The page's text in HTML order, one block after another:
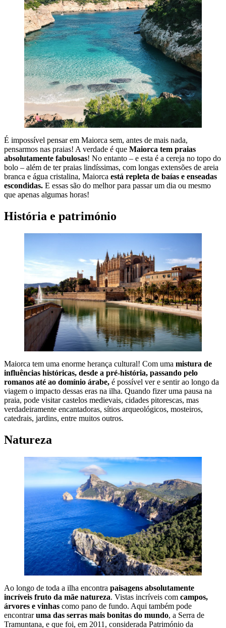
É impossível pensar em Maiorca sem, antes de mais nada,
pensarmos nas praias! A verdade é que Maiorca tem praias
absolutamente fabulosas! No entanto – e esta é a cereja no topo do
bolo – além de ter praias lindíssimas, com longas extensões de areia
branca e água cristalina, Maiorca está repleta de baías e enseadas
escondidas. E essas são do melhor para passar um dia ou mesmo
que apenas algumas horas!
História e património
Maiorca tem uma enorme herança cultural! Com uma mistura de
influências históricas, desde a pré-história, passando pelo
romanos até ao domínio árabe, é possível ver e sentir ao longo da
viagem o impacto dessas eras na ilha. Quando fizer uma pausa na
praia, pode visitar castelos medievais, cidades pitorescas, mas
verdadeiramente encantadoras, sítios arqueológicos, mosteiros,
catedrais, jardins, entre muitos outros.
Natureza
Ao longo de toda a ilha encontra paisagens absolutamente
incríveis fruto da mãe natureza. Vistas incríveis com campos,
árvores e vinhas como pano de fundo. Aqui também pode
encontraruma das serras mais bonitas do mundo, a Serra de
Tramuntana, e que foi, em 2011, considerada Património da